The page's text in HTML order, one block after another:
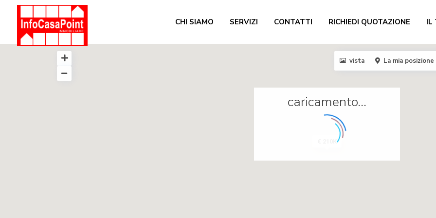
CHI SIAMO SERVIZI CONTATTI RICHIEDI QUOTAZIONE IL
caricamento...
vista La mia posizione